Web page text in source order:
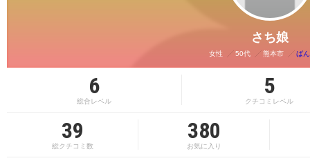
さち娘
女性 50代 熊本市 ば
6
総合レベル
5
クチコミレベル
39
総クチコミ数
380
お気に入り